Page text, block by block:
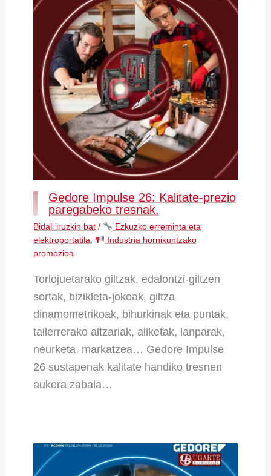
Gedore Impulse 26: Kalitate-prezio
paregabeko tresnak.
Bidali iruzkin bat /
Ezkuzko erreminta eta
elektroportatila
Industria hornikuntzako
promozioa
Torlojuetarako giltzak, edalontzi-giltzen
sortak, bizikleta-jokoak, giltza
dinamometrikoak, bihurkinak eta puntak,
tailerrerako altzariak, aliketak, lanparak,
neurketa, markatzea… Gedore Impulse
26 sustapenak kalitate handiko tresnen
aukera zabala…